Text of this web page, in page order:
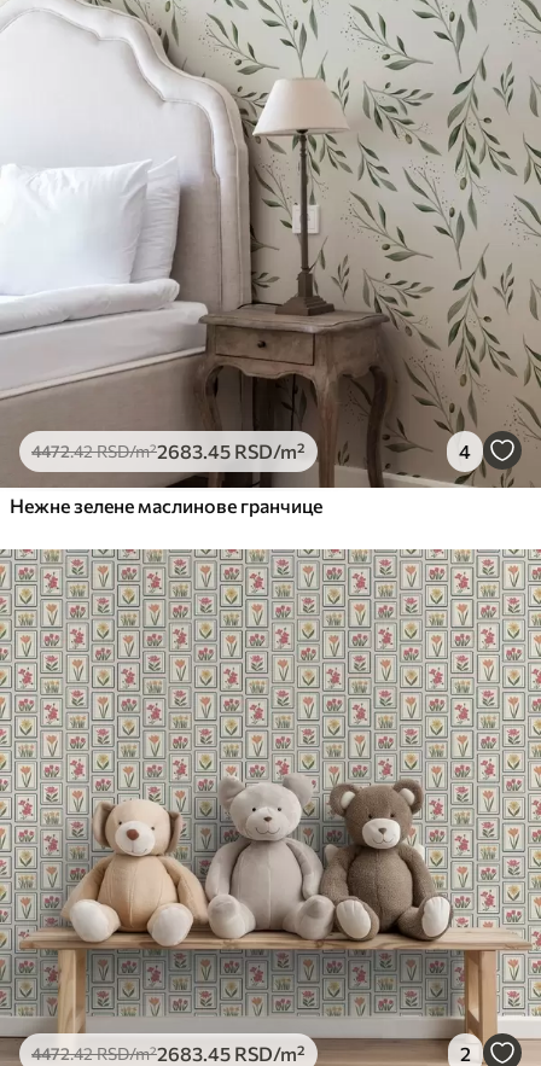
4472.42RSD/m²2683.45 RSD/m² 4
Нежне зелене маслинове гранчице
4472.42RSD/m²2683.45 RSD/m² 2